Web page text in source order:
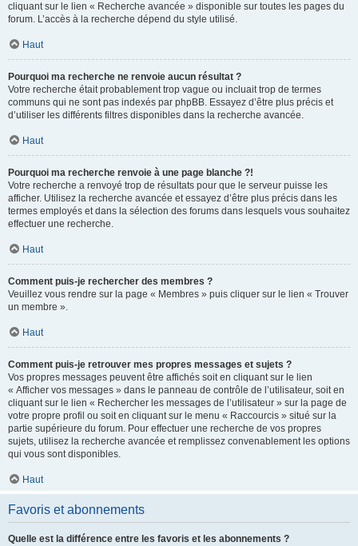
cliquant sur le lien « Recherche avancée » disponible sur toutes les pages du
forum. L’accès à la recherche dépend du style utilisé.
Haut
Pourquoi ma recherche ne renvoie aucun résultat ?
Votre recherche était probablement trop vague ou incluait trop de termes
communs qui ne sont pas indexés par phpBB. Essayez d’être plus précis et
d’utiliser les différents filtres disponibles dans la recherche avancée.
Haut
Pourquoi ma recherche renvoie à une page blanche ?!
Votre recherche a renvoyé trop de résultats pour que le serveur puisse les
afficher. Utilisez la recherche avancée et essayez d’être plus précis dans les
termes employés et dans la sélection des forums dans lesquels vous souhaitez
effectuer une recherche.
Haut
Comment puis-je rechercher des membres ?
Veuillez vous rendre sur la page « Membres » puis cliquer sur le lien « Trouver
un membre ».
Haut
Comment puis-je retrouver mes propres messages et sujets ?
Vos propres messages peuvent être affichés soit en cliquant sur le lien
« Afficher vos messages » dans le panneau de contrôle de l’utilisateur, soit en
cliquant sur le lien « Rechercher les messages de l’utilisateur » sur la page de
votre propre profil ou soit en cliquant sur le menu « Raccourcis » situé sur la
partie supérieure du forum. Pour effectuer une recherche de vos propres
sujets, utilisez la recherche avancée et remplissez convenablement les options
qui vous sont disponibles.
Haut
Favoris et abonnements
Quelle est la différence entre les favoris et les abonnements ?